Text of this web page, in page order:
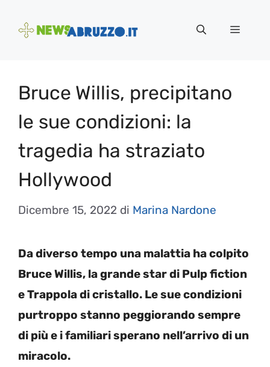
Menu
Bruce Willis, precipitano
le sue condizioni: la
tragedia ha straziato
Hollywood
Dicembre 15, 2022 di Marina Nardone
Da diverso tempo una malattia ha colpito
Bruce Willis, la grande star di Pulp fiction
e Trappola di cristallo. Le sue condizioni
purtroppo stanno peggiorando sempre
di più e i familiari sperano nell’arrivo di un
miracolo.